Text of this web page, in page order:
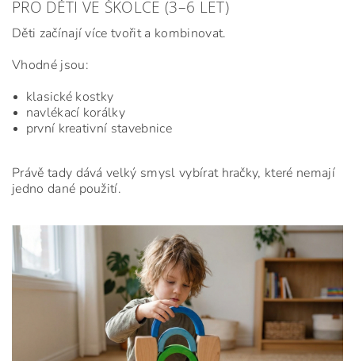
PRO DĚTI VE ŠKOLCE (3–6 LET)
Děti začínají více tvořit a kombinovat.
Vhodné jsou:
klasické kostky
navlékací korálky
první kreativní stavebnice
Právě tady dává velký smysl vybírat hračky, které nemají
jedno dané použití.